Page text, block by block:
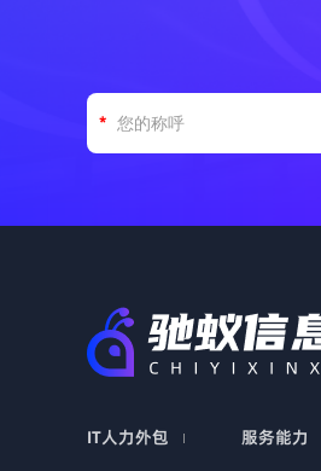
IT人力外包 服务能力